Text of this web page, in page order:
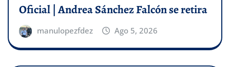
Oficial | Andrea Sánchez Falcón se retira
manulopezfdez Ago 5, 2026